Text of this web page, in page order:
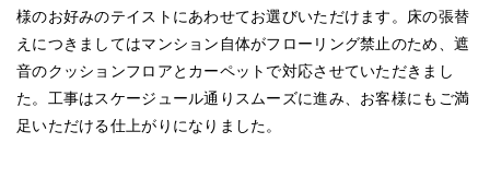
様のお好みのテイストにあわせてお選びいただけます。床の張替
えにつきましてはマンション自体がフローリング禁止のため、遮
音のクッションフロアとカーペットで対応させていただきまし
た。工事はスケージュール通りスムーズに進み、お客様にもご満
足いただける仕上がりになりました。